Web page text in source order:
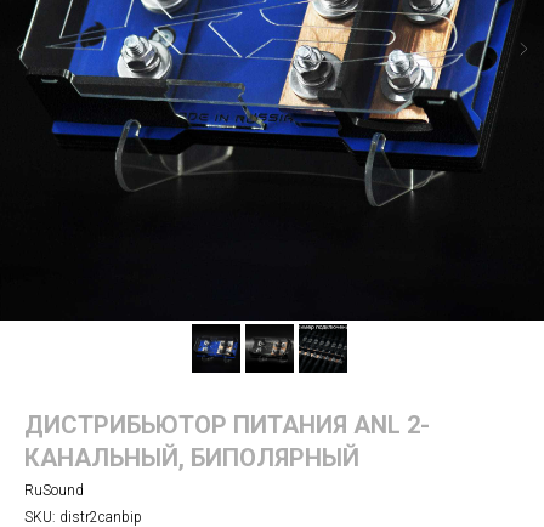
ДИСТРИБЬЮТОР ПИТАНИЯ ANL 2-
КАНАЛЬНЫЙ, БИПОЛЯРНЫЙ
RuSound
SKU: distr2canbip